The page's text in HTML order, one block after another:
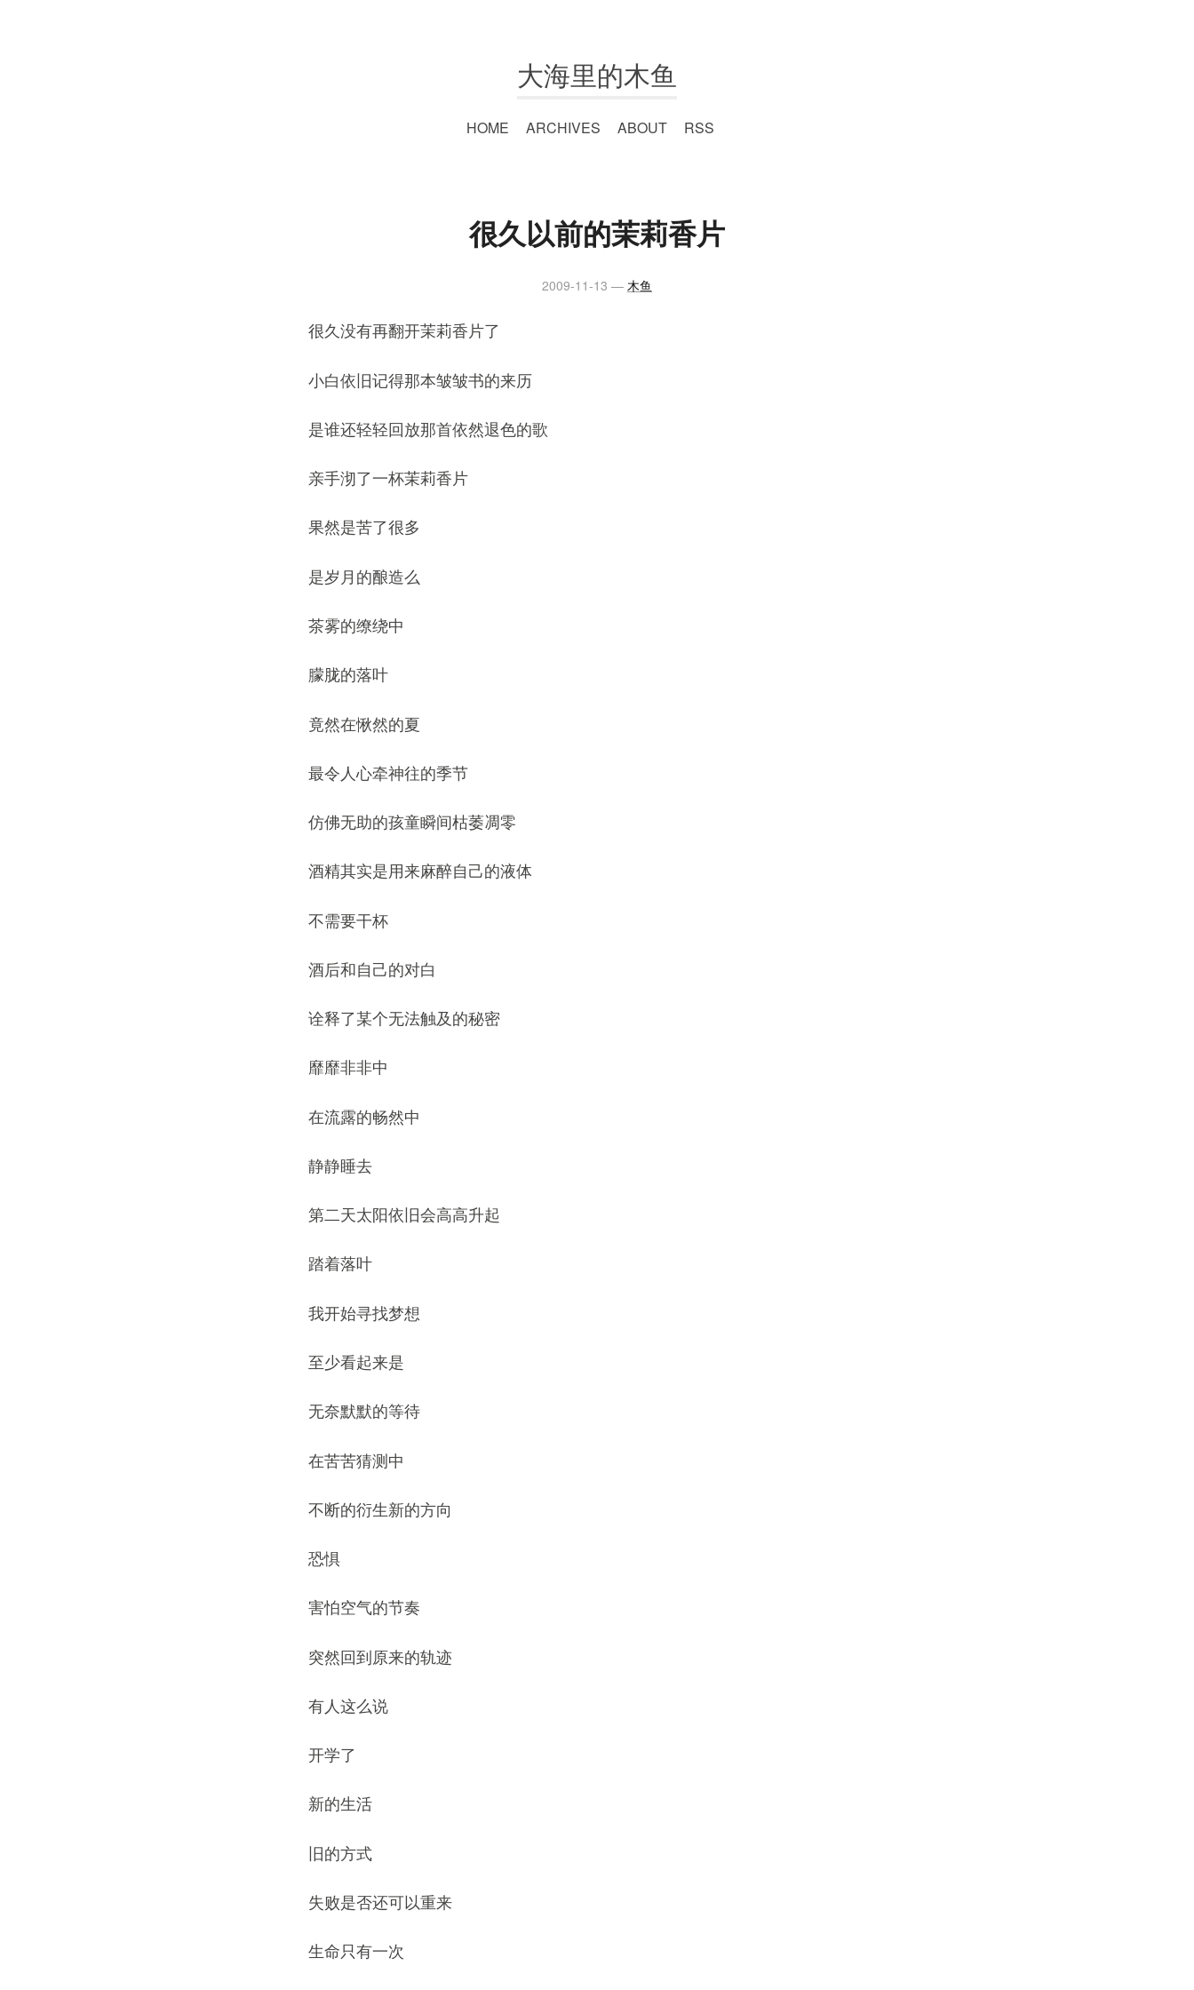
大海里的木鱼
HOME ARCHIVES ABOUT RSS
很久以前的茉莉香片
2009-11-13 木鱼
很久没有再翻开茉莉香片了
小白依旧记得那本皱皱书的来历
是谁还轻轻回放那首依然退色的歌
亲手沏了一杯茉莉香片
果然是苦了很多
是岁月的酿造么
茶雾的缭绕中
朦胧的落叶
竟然在愀然的夏
最令人心牵神往的季节
仿佛无助的孩童瞬间枯萎凋零
酒精其实是用来麻醉自己的液体
不需要干杯
酒后和自己的对白
诠释了某个无法触及的秘密
靡靡非非中
在流露的畅然中
静静睡去
第二天太阳依旧会高高升起
踏着落叶
我开始寻找梦想
至少看起来是
无奈默默的等待
在苦苦猜测中
不断的衍生新的方向
恐惧
害怕空气的节奏
突然回到原来的轨迹
有人这么说
开学了
新的生活
旧的方式
失败是否还可以重来
生命只有一次